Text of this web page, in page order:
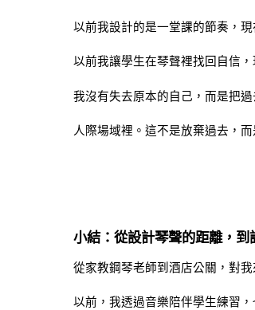
以前我設計的是一堂課的節奏，
以前我讓學生在琴聲裡找回自信
我沒有失去原本的自己，而是把
人際場域裡。這不是放棄過去，
小結：從設計琴聲的距離，到
從家教鋼琴老師到酒店公關，對
以前，我透過音樂陪伴學生練習，